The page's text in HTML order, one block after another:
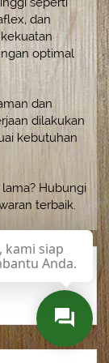
dan
optimal
dan
dilakukan
kebutuhan
Hubungi
terbaik.
kami siap
Anda.